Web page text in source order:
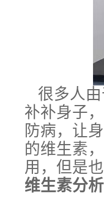
很多人由
补补身子
防病，让
的维生素
用，但是
维生素分